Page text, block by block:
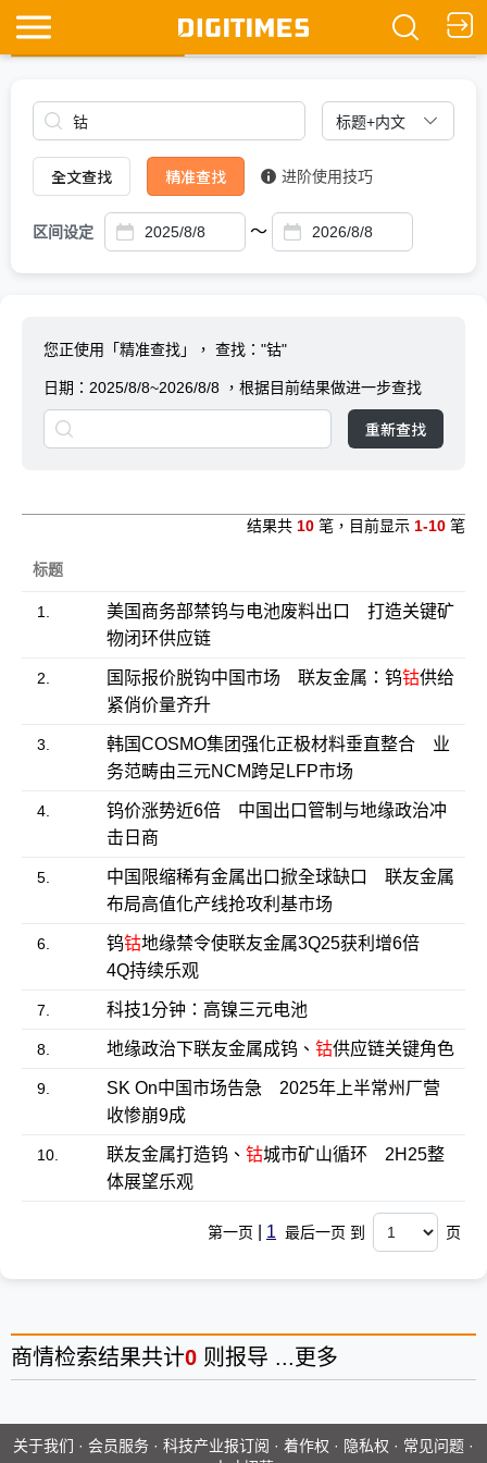
Ask DIGITIMES
全文查找 精准查找 进阶使用技巧
区间设定 ～
您正使用「精准查找」， 查找："钴"
日期： 2025/8/8~2026/8/8 ，根据目前结果做进一步查找
重新查找
结果共 10 笔，目前显示 1-10 笔
标题
1.
美国商务部禁钨与电池废料出口 打造关键矿
物闭环供应链
2. 国际报价脱钩中国市场 联友金属：钨钴供给
紧俏价量齐升
3.
韩国COSMO集团强化正极材料垂直整合 业
务范畴由三元NCM跨足LFP市场
4.
钨价涨势近6倍 中国出口管制与地缘政治冲
击日商
5.
中国限缩稀有金属出口掀全球缺口 联友金属
布局高值化产线抢攻利基市场
6. 钨钴地缘禁令使联友金属3Q25获利增6倍
4Q持续乐观
7. 科技1分钟：高镍三元电池
8. 地缘政治下联友金属成钨、 钴供应链关键角色
9.
SK On中国市场告急 2025年上半常州厂营
收惨崩9成
10. 联友金属打造钨、 钴城市矿山循环 2H25整
体展望乐观
第一页 1 最后一页 到 页
商情检索结果共计0 则报导 ... 更多
关于我们 · 会员服务 · 科技产业报订阅 · 着作权 · 隐私权 · 常见问题 ·